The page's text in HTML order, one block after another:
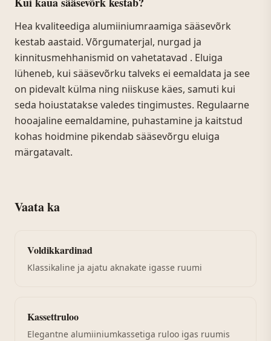
Hea kvaliteediga alumiiniumraamiga sääsevõrk
kestab aastaid. Võrgumaterjal, nurgad ja
kinnitusmehhanismid on vahetatavad . Eluiga
lüheneb, kui sääsevõrku talveks ei eemaldata ja see
on pidevalt külma ning niiskuse käes, samuti kui
seda hoiustatakse valedes tingimustes. Regulaarne
hooajaline eemaldamine, puhastamine ja kaitstud
kohas hoidmine pikendab sääsevõrgu eluiga
märgatavalt.
Vaata ka
Voldikkardinad
Klassikaline ja ajatu aknakate igasse ruumi
Kassettruloo
Elegantne alumiiniumkassetiga ruloo igas ruumis